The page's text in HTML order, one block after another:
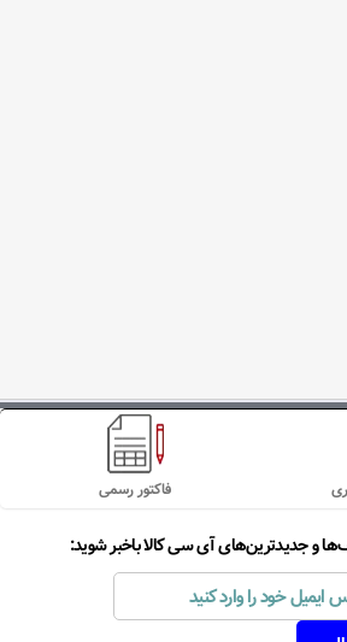
فاکتور رسمی
و جدیدترین‌های آی سی کالا باخبر شوید: